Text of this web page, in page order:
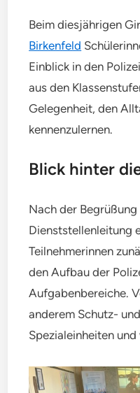
Beim diesjährigen
Birkenfeld
Einblick in den
aus den
Gelegenheit, den
kennenzulernen.
Blick hinter
Nach der
Dienststellenleitung
Teilnehmerinnen
den Aufbau der
Aufgabenbereiche.
anderem Schutz-
Spezialeinheiten